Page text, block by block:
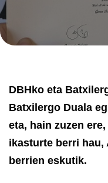
DBHko eta
Batxilergo Duala
eta, hain zuzen
ikasturte berri hau,
berrien eskutik.